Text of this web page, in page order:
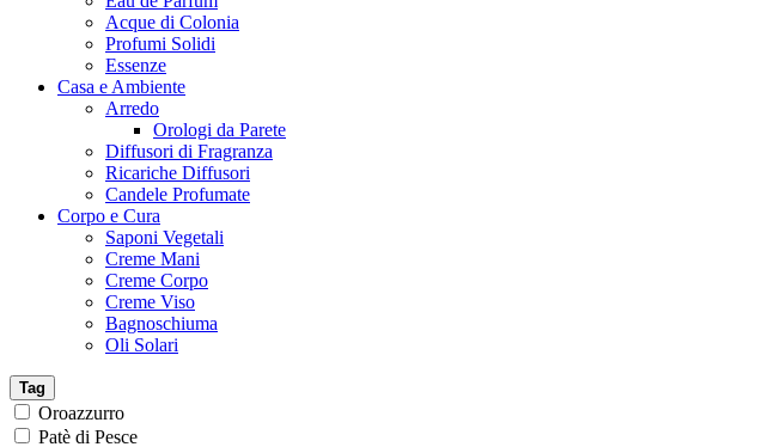
Acque di Colonia
Profumi Solidi
Essenze
Casa e Ambiente
Arredo
Orologi da Parete
Diffusori di Fragranza
Ricariche Diffusori
Candele Profumate
Corpo e Cura
Saponi Vegetali
Creme Mani
Creme Corpo
Creme Viso
Bagnoschiuma
Oli Solari
Tag
Oroazzurro
Patè di Pesce